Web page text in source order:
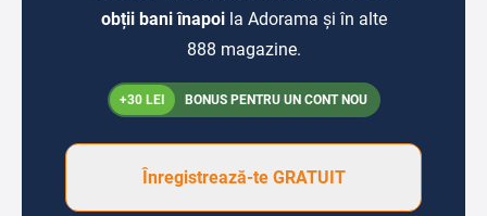
obții bani înapoi la Adorama și în alte
888 magazine.
+30 LEI BONUS PENTRU UN CONT NOU
Înregistrează-te GRATUIT